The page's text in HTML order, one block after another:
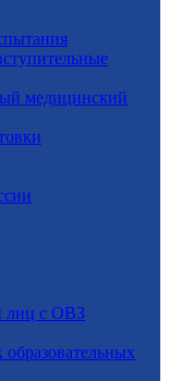
медицинский
лиц с ОВЗ